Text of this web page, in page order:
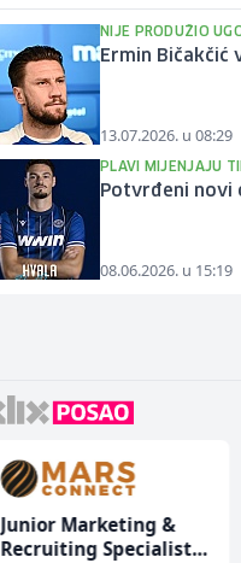
NIJE PRODUŽIO
Ermin Bičakčić
13.07.2026. u 08:29
PLAVI MIJENJAJU
Potvrđeni novi
08.06.2026. u 15:19
Junior Marketing &
Recruiting Specialist